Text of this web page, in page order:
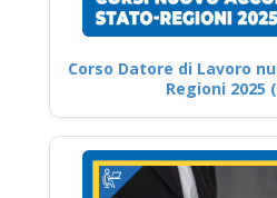
Corso Datore di Lavoro
Regioni 2025